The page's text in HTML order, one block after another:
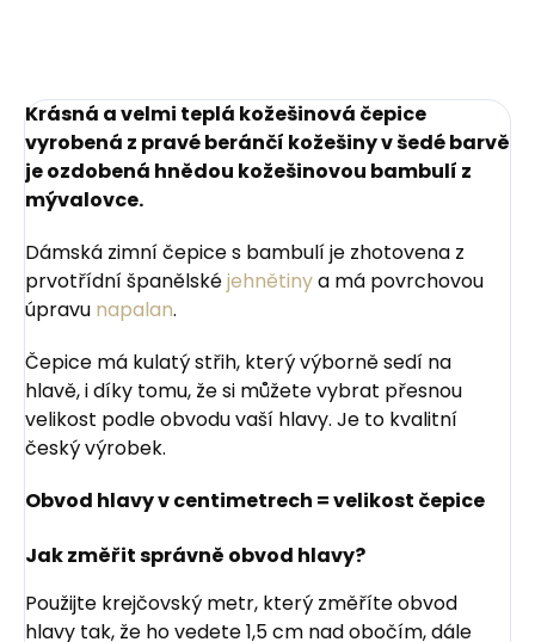
Krásná a velmi teplá kožešinová čepice
vyrobená z pravé beránčí kožešiny v šedé barvě
je ozdobená hnědou kožešinovou bambulí z
mývalovce.
Dámská zimní čepice s bambulí je zhotovena z
prvotřídní španělskéjehnětinya má povrchovou
úpravu napalan.
Čepice má kulatý střih, který výborně sedí na
hlavě, i díky tomu, že si můžete vybrat přesnou
velikost podle obvodu vaší hlavy. Je to kvalitní
český výrobek.
Obvod hlavy v centimetrech = velikost čepice
Jak změřit správně obvod hlavy?
Použijte krejčovský metr, který změříte obvod
hlavy tak, že ho vedete 1,5 cm nad obočím, dále